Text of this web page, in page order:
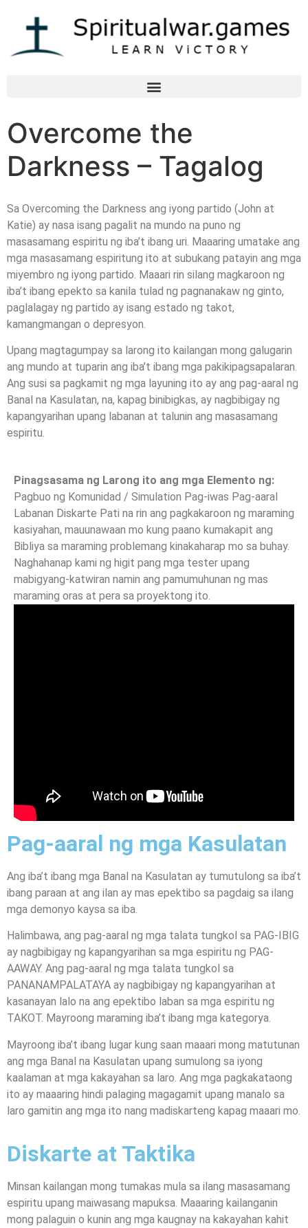
Overcome the
Darkness – Tagalog
Sa Overcoming the Darkness ang iyong partido (John at
Katie) ay nasa isang pagalit na mundo na puno ng
masasamang espiritu ng iba’t ibang uri. Maaaring umatake ang
mga masasamang espiritung ito at subukang patayin ang mga
miyembro ng iyong partido. Maaari rin silang magkaroon ng
iba’t ibang epekto sa kanila tulad ng pagnanakaw ng ginto,
paglalagay ng partido ay isang estado ng takot,
kamangmangan o depresyon.
Upang magtagumpay sa larong ito kailangan mong galugarin
ang mundo at tuparin ang iba’t ibang mga pakikipagsapalaran.
Ang susi sa pagkamit ng mga layuning ito ay ang pag-aaral ng
Banal na Kasulatan, na, kapag binibigkas, ay nagbibigay ng
kapangyarihan upang labanan at talunin ang masasamang
espiritu.
Pinagsasama ng Larong ito ang mga Elemento ng:
Pagbuo ng Komunidad / Simulation Pag-iwas Pag-aaral
Labanan Diskarte Pati na rin ang pagkakaroon ng maraming
kasiyahan, mauunawaan mo kung paano kumakapit ang
Bibliya sa maraming problemang kinakaharap mo sa buhay.
Naghahanap kami ng higit pang mga tester upang
mabigyang-katwiran namin ang pamumuhunan ng mas
maraming oras at pera sa proyektong ito.
Pag-aaral ng mga Kasulatan
Ang iba’t ibang mga Banal na Kasulatan ay tumutulong sa iba’t
ibang paraan at ang ilan ay mas epektibo sa pagdaig sa ilang
mga demonyo kaysa sa iba.
Halimbawa, ang pag-aaral ng mga talata tungkol sa PAG-IBIG
ay nagbibigay ng kapangyarihan sa mga espiritu ng PAG-
AAWAY. Ang pag-aaral ng mga talata tungkol sa
PANANAMPALATAYA ay nagbibigay ng kapangyarihan at
kasanayan lalo na ang epektibo laban sa mga espiritu ng
TAKOT. Mayroong maraming iba’t ibang mga kategorya.
Mayroong iba’t ibang lugar kung saan maaari mong matutunan
ang mga Banal na Kasulatan upang sumulong sa iyong
kaalaman at mga kakayahan sa laro. Ang mga pagkakataong
ito ay maaaring hindi palaging magagamit upang manalo sa
laro gamitin ang mga ito nang madiskarteng kapag maaari mo.
Diskarte at Taktika
Minsan kailangan mong tumakas mula sa ilang masasamang
espiritu upang maiwasang mapuksa. Maaaring kailanganin
mong palaguin o kunin ang mga kaugnay na kakayahan kahit